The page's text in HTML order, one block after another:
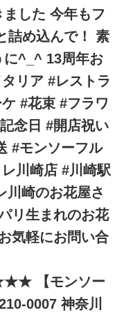
した 今年もフ
詰め込んで！ 素
に^_^ 13周年お
リア #レストラ
#花束 #フラワ
念日 #開店祝い
#モンソーフル
川崎店 #川崎駅
川崎のお花屋さ
リ生まれのお花
気軽にお問い合
モンソー
0007 神奈川